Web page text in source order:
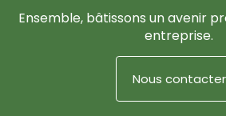
Ensemble, bâtissons un avenir
entreprise.
Nous contacter